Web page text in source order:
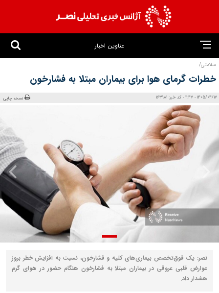
عناوین اخبار
سلامتی/
خطرات گرمای هوا برای بیماران مبتلا به فشارخون
1405/04/17 - 11:47 - کد خبر: 163981 نسخه چاپی
نصر: یک فوق‌تخصص بیماری‌های کلیه و فشارخون، نسبت به افزایش خطر بروز
عوارض قلبی‌ عروقی در بیماران مبتلا به فشارخون هنگام حضور در هوای گرم
هشدار داد.